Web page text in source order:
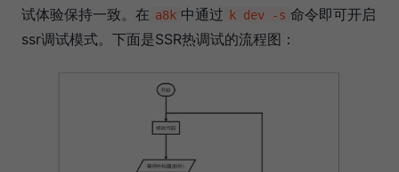
试体验保持一致。在 a8k 中通过 k dev -s 命令即可开启
ssr调试模式。下面是SSR热调试的流程图：